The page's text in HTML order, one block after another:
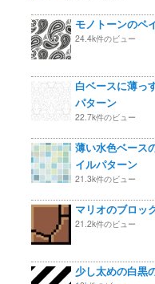
モノトーンのペ
24.4k件のビュー
白ベースに薄っ
パターン
22.7k件のビュー
薄い水色ベース
イルパターン
21.3k件のビュー
マリオのブロッ
21.2k件のビュー
少し太めの白黒